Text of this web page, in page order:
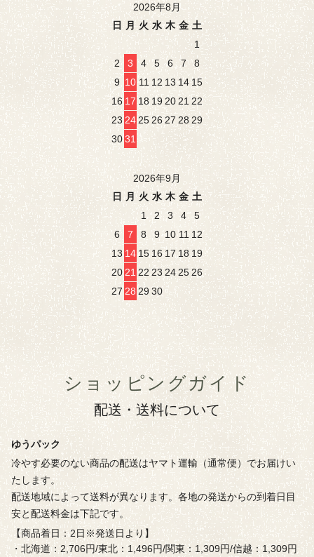
2026年8月
日 月 火 水 木 金 土
1
2
3 4 5 6 7
8
9 10 11 12 13 14 15
16 17 18 1920 21 22
23 24 2526 27 28 29
3031
2026年9月
日
月 火 水 木 金 土
1
2 3 4
5
6
7 8 9 10 11 12
13 14 15 16 17 18 19
20 21 22 23 24 2526
27 28 2930
ショッピングガイド
配送・送料について
ゆうパック
冷やす必要のない商品の配送はヤマト運輸（通常便）でお届けい
たします。
配送地域によって送料が異なります。各地の発送からの到着日目
安と配送料金は下記です。
【商品着日：2日※発送日より】
・北海道：2,706円/東北：1,496円/関東：1,309円/信越：1,309円